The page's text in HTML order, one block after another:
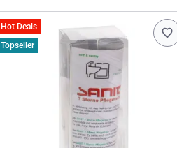
Hot Deals
Topseller